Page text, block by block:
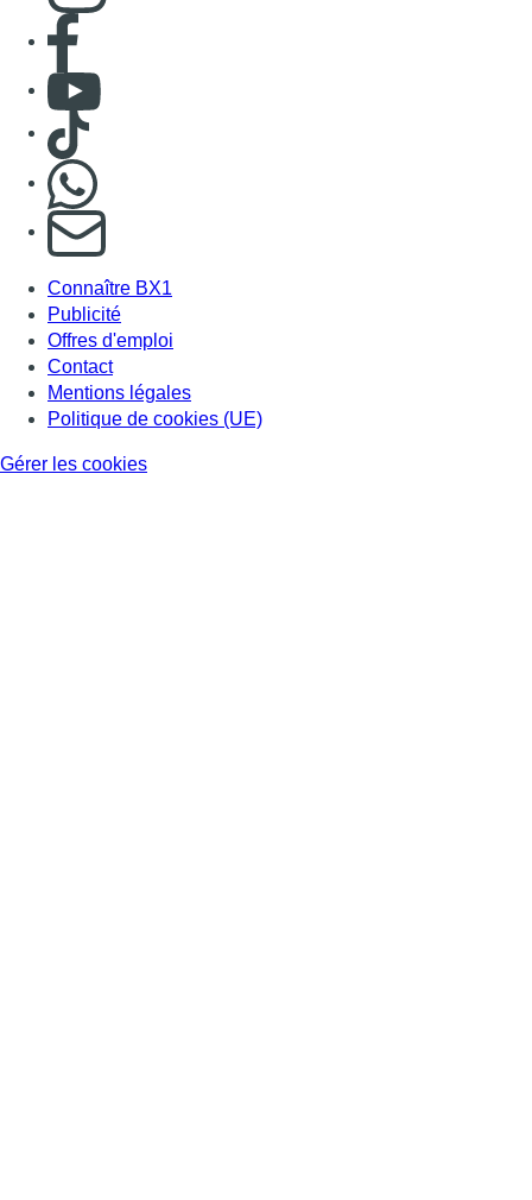
Consulter page Facebook
Consulter Youtube
Consulter TikTok
S'abonner à notre newsletter
Connaître BX1
Publicité
Offres d'emploi
Contact
Mentions légales
Politique de cookies (UE)
Gérer les cookies